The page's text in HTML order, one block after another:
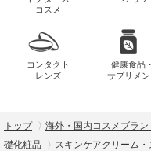
コスメ
コンタクト
レンズ
健康食品・
サプリメン
トップ 海外・国内コスメブラン
礎化粧品
スキンケアクリーム